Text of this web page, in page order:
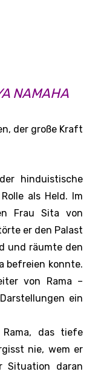
NAMAHA
der große Kraft
hinduistische
als Held. Im
Frau Sita von
er den Palast
und räumte den
befreien konnte.
von Rama –
ein
das tiefe
nie, wem er
Situation daran